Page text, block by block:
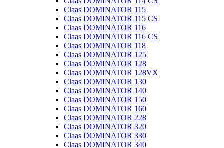
Claas DOMINATOR 115
Claas DOMINATOR 115 CS
Claas DOMINATOR 116
Claas DOMINATOR 116 CS
Claas DOMINATOR 118
Claas DOMINATOR 125
Claas DOMINATOR 128
Claas DOMINATOR 128VX
Claas DOMINATOR 130
Claas DOMINATOR 140
Claas DOMINATOR 150
Claas DOMINATOR 160
Claas DOMINATOR 228
Claas DOMINATOR 320
Claas DOMINATOR 330
Claas DOMINATOR 340